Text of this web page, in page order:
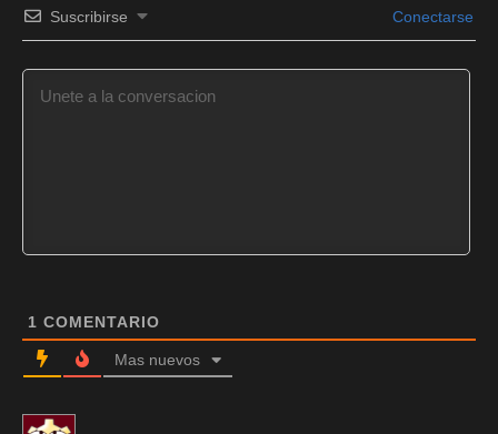
Suscribirse Conectarse
1 COMENTARIO
Mas nuevos